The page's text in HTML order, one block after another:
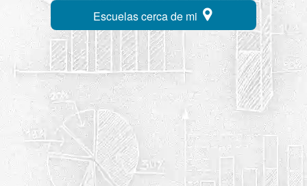
Escuelas cerca de mi